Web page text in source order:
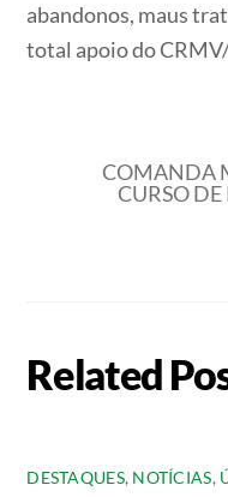
abandonos, maus
total apoio do
COMANDA
CURSO
Related
DESTAQUES, NOTÍCIAS,